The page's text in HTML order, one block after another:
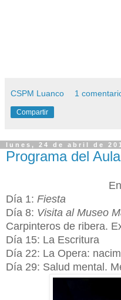
CSPM Luanco 1
Compartir
lunes, 24 de abril de
Programa del
En
Día 1: Fiesta
Día 8: Visita al Museo
Carpinteros de ribera.
Día 15: La Escritura
Día 22: La Opera:
Día 29: Salud mental.